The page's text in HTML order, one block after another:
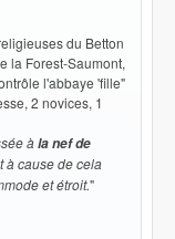
du Betton
la Forest-Saumont,
l'abbaye 'fille"
2 novices, 1
àla nef de
à cause de cela
et étroit."